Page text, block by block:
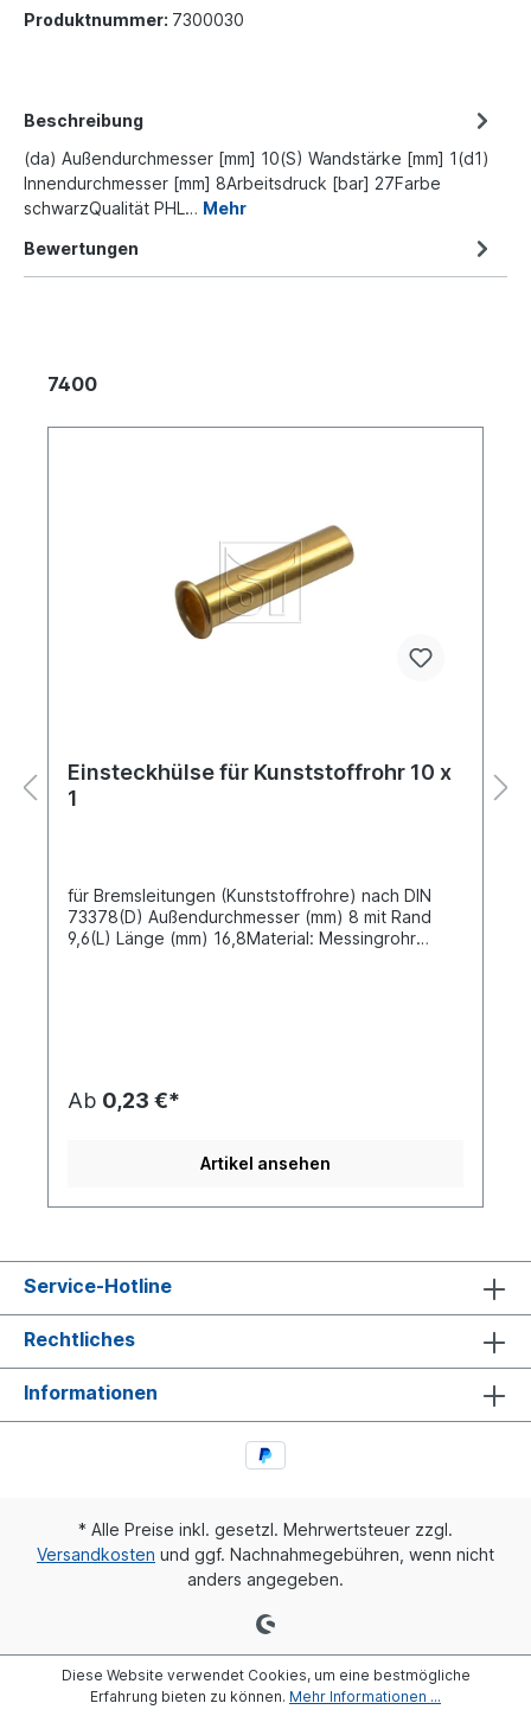
Produktnummer: 7300030
Beschreibung
(da) Außendurchmesser [mm] 10(S) Wandstärke [mm] 1(d1)
Innendurchmesser [mm] 8Arbeitsdruck [bar] 27Farbe
schwarzQualität PHL… Mehr
Bewertungen
7400
Einsteckhülse für Kunststoffrohr 10 x
1
für Bremsleitungen (Kunststoffrohre) nach DIN
73378(D) Außendurchmesser (mm) 8 mit Rand
9,6(L) Länge (mm) 16,8Material: Messingrohr
Verbindungen, wie die SV Schnellverbinder oder
Verschraubungen. Damit eine hohe Dichtigkeit
und ein fester Sitz der Verschraubungen
eingepreßt oder eingeschlagen werden, da
Klemmringe / Schneidringe nicht mehr
Verschraubungen werden als Steck- und
Stoßverbindungen hergestellt.
Ab 0,23 €*
Artikel ansehen
Service-Hotline
Rechtliches
Informationen
* Alle Preise inkl. gesetzl. Mehrwertsteuer zzgl.
Versandkosten und ggf. Nachnahmegebühren, wenn nicht
anders angegeben.
Diese Website verwendet Cookies, um eine bestmögliche
Erfahrung bieten zu können. Mehr Informationen ...